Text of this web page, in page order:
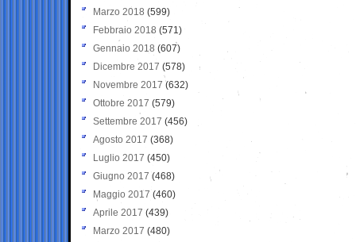
Marzo 2018 (599)
Febbraio 2018 (571)
Gennaio 2018 (607)
Dicembre 2017 (578)
Novembre 2017 (632)
Ottobre 2017 (579)
Settembre 2017 (456)
Agosto 2017 (368)
Luglio 2017 (450)
Giugno 2017 (468)
Maggio 2017 (460)
Aprile 2017 (439)
Marzo 2017 (480)